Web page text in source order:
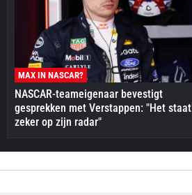
MAX IN NASCAR?
NASCAR-teameigenaar bevestigt
gesprekken met Verstappen: "Het staat
zeker op zijn radar"